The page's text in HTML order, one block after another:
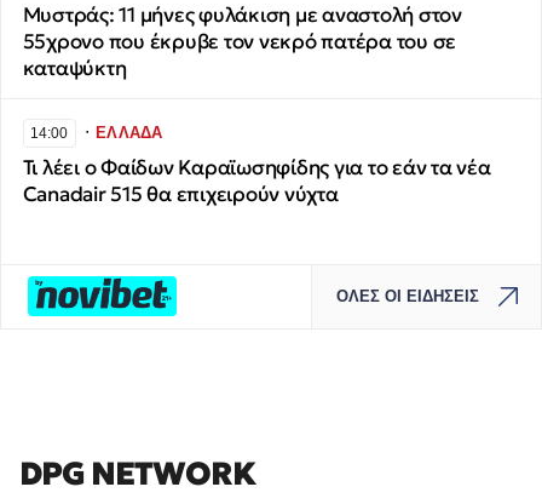
Μυστράς: 11 μήνες φυλάκιση με αναστολή στον
55χρονο που έκρυβε τον νεκρό πατέρα του σε
καταψύκτη
14:00 ∙ΕΛΛΑΔΑ
Τι λέει ο Φαίδων Καραϊωσηφίδης για το εάν τα νέα
Canadair 515 θα επιχειρούν νύχτα
ΟΛΕΣ ΟΙ ΕΙΔΗΣΕΙΣ
DPG NETWORK